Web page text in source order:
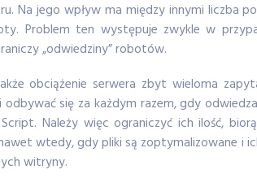
Na jego wpływ ma między innymi liczba
Problem ten występuje zwykle w
„odwiedziny” robotów.
obciążenie serwera zbyt wieloma
się za każdym razem, gdy
Należy więc ograniczyć ich ilość,
wtedy, gdy pliki są zoptymalizowane i
witryny.